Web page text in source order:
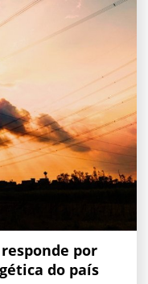
por
do país